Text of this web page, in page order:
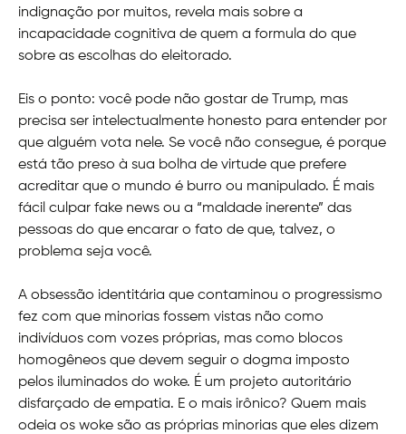
indignação por muitos, revela mais sobre a
incapacidade cognitiva de quem a formula do que
sobre as escolhas do eleitorado.
Eis o ponto: você pode não gostar de Trump, mas
precisa ser intelectualmente honesto para entender por
que alguém vota nele. Se você não consegue, é porque
está tão preso à sua bolha de virtude que prefere
acreditar que o mundo é burro ou manipulado. É mais
fácil culpar fake news ou a “maldade inerente” das
pessoas do que encarar o fato de que, talvez, o
problema seja você.
A obsessão identitária que contaminou o progressismo
fez com que minorias fossem vistas não como
indivíduos com vozes próprias, mas como blocos
homogêneos que devem seguir o dogma imposto
pelos iluminados do woke. É um projeto autoritário
disfarçado de empatia. E o mais irônico? Quem mais
odeia os woke são as próprias minorias que eles dizem